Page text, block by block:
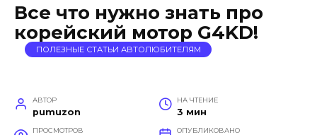
Все что нужно знать про
корейский мотор G4KD!
ПОЛЕЗНЫЕ СТАТЬИ АВТОЛЮБИТЕЛЯМ
АВТОР
pumuzon
НА ЧТЕНИЕ
3 мин
ПРОСМОТРОВ ОПУБЛИКОВАНО